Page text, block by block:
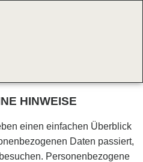
HINWEISE
einen einfachen Überblick
Daten passiert,
Personenbezogene